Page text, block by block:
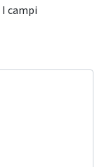
I campi